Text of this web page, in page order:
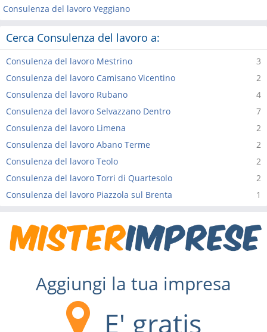
Consulenza del lavoro Veggiano
Cerca Consulenza del lavoro a:
3
Consulenza del lavoro Mestrino
2
Consulenza del lavoro Camisano Vicentino
4
Consulenza del lavoro Rubano
7
Consulenza del lavoro Selvazzano Dentro
2
Consulenza del lavoro Limena
2
Consulenza del lavoro Abano Terme
2
Consulenza del lavoro Teolo
2
Consulenza del lavoro Torri di Quartesolo
1
Consulenza del lavoro Piazzola sul Brenta
Aggiungi la tua impresa
E' gratis